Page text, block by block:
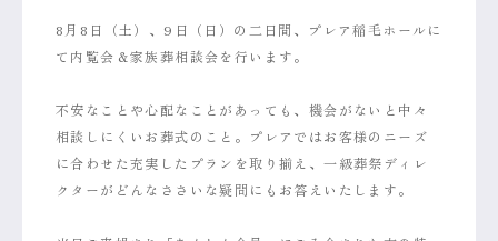
8月8日（土）、9日（日）の二日間、プレア稲毛ホールに
て内覧会＆家族葬相談会を行います。
不安なことや心配なことがあっても、機会がないと中々
相談しにくいお葬式のこと。プレアではお客様のニーズ
に合わせた充実したプランを取り揃え、一級葬祭ディレ
クターがどんなささいな疑問にもお答えいたします。